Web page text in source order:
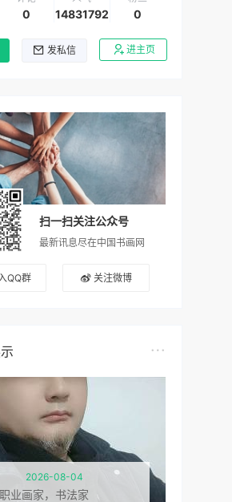
0 14831792 0
发私信 进主页
扫一扫关注公众号
最新讯息尽在中国书画网
QQ群 关注微博
2026-08-04
业画家，书法家